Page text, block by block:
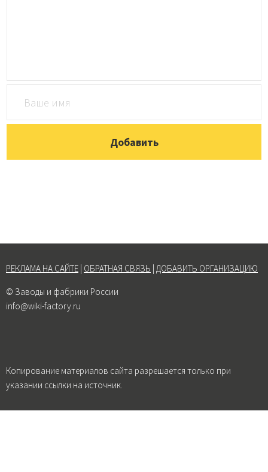
РЕКЛАМА НА САЙТЕ ОБРАТНАЯ СВЯЗЬ ДОБАВИТЬ ОРГАНИЗАЦИЮ
© Заводы и фабрики России
info@wiki-factory.ru
Копирование материалов сайта разрешается только при
указании ссылки на источник.